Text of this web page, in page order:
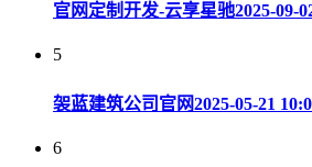
官网定制开发-云享星驰2025-09-
5
袈蓝建筑公司官网2025-05-21
6